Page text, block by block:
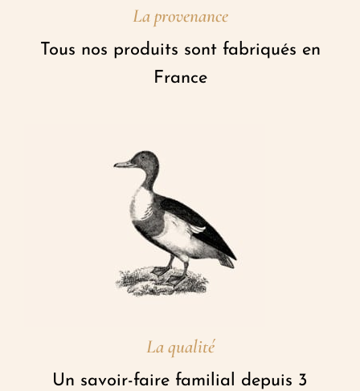
La provenance
Tous nos produits sont fabriqués en
France
La qualité
Un savoir-faire familial depuis 3